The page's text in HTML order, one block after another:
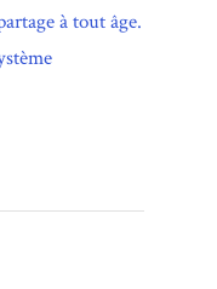
à tout âge.